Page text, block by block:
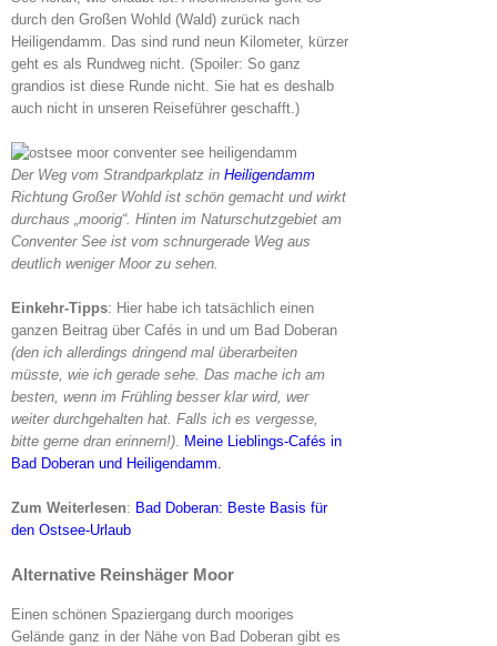
durch den Großen Wohld (Wald) zurück nach
Heiligendamm. Das sind rund neun Kilometer, kürzer
geht es als Rundweg nicht. (Spoiler: So ganz
grandios ist diese Runde nicht. Sie hat es deshalb
auch nicht in unseren Reiseführer geschafft.)
Der Weg vom Strandparkplatz in Heiligendamm
Richtung Großer Wohld ist schön gemacht und wirkt
durchaus „moorig“. Hinten im Naturschutzgebiet am
Conventer See ist vom schnurgerade Weg aus
deutlich weniger Moor zu sehen.
Einkehr-Tipps: Hier habe ich tatsächlich einen
ganzen Beitrag über Cafés in und um Bad Doberan
(den ich allerdings dringend mal überarbeiten
müsste, wie ich gerade sehe. Das mache ich am
besten, wenn im Frühling besser klar wird, wer
weiter durchgehalten hat. Falls ich es vergesse,
bitte gerne dran erinnern!). Meine Lieblings-Cafés in
Bad Doberan und Heiligendamm.
Zum Weiterlesen: Bad Doberan: Beste Basis für
den Ostsee-Urlaub
Alternative Reinshäger Moor
Einen schönen Spaziergang durch mooriges
Gelände ganz in der Nähe von Bad Doberan gibt es